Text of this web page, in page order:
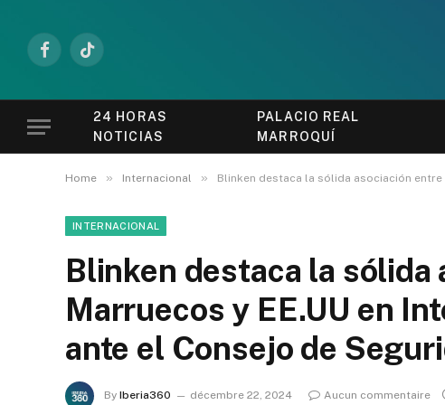
FacebookTikTok
24 HORAS
NOTICIAS
PALACIO REAL
MARROQUÍ
Home » Internacional » Blinken destaca la sólida asociación entre
INTERNACIONAL
Blinken destaca la sólida
Marruecos y EE.UU en
ante el Consejo de
By Iberia360 décembre 22, 2024 Aucun commentaire